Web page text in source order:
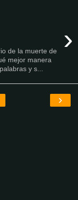
›
de la muerte de
mejor manera
y s...
›